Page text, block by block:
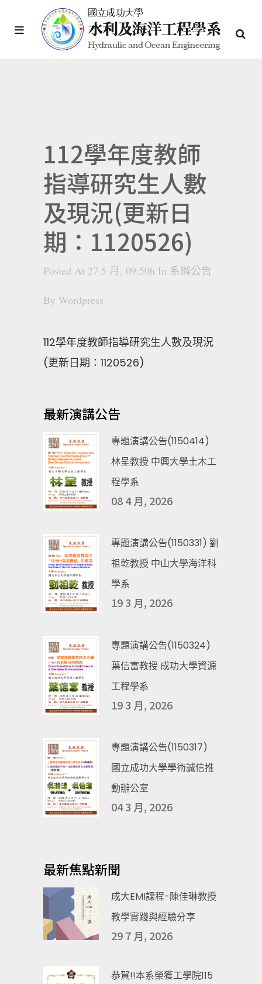
112學年度教師
指導研究生人數
及現況(更新日
期：1120526)
Posted At 27 5 月, 09:50h In 系辦公告
By Wordpress
112學年度教師指導研究生人數及現況
(更新日期：1120526)
最新演講公告
專題演講公告(1150414)
林呈教授 中興大學土木工
程學系
08 4 月, 2026
專題演講公告(1150331) 劉
祖乾教授 中山大學海洋科
學系
19 3 月, 2026
專題演講公告(1150324)
葉信富教授 成功大學資源
工程學系
19 3 月, 2026
專題演講公告(1150317)
國立成功大學學術誠信推
動辦公室
04 3 月, 2026
最新焦點新聞
成大EMI課程-陳佳琳教授
教學實踐與經驗分享
29 7 月, 2026
恭賀!!本系榮獲工學院115